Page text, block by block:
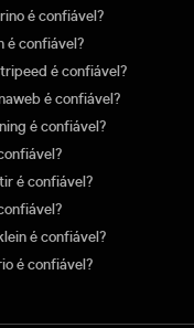
é confiável?
é confiável?
é confiável?
é confiável?
é confiável?
é confiável?
é confiável?
é confiável?